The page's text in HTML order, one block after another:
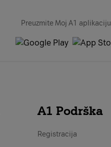
Preuzmite Moj A1 aplikaciju
A1 Podrška
Registracija